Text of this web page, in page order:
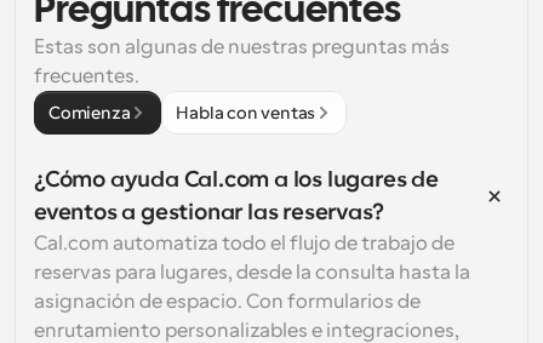
Preguntas frecuentes
Estas son algunas de nuestras preguntas más
frecuentes.
Comienza Habla con ventas
¿Cómo ayuda Cal.com a los lugares de
eventos a gestionar las reservas?
Cal.com automatiza todo el flujo de trabajo de
reservas para lugares, desde la consulta hasta la
asignación de espacio. Con formularios de
enrutamiento personalizables e integraciones,